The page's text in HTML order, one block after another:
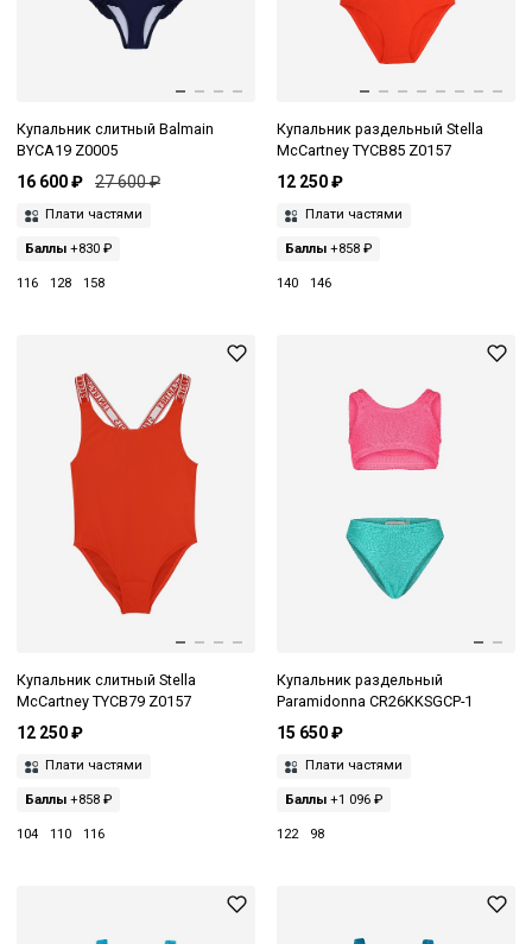
Купальник слитный Balmain
BYCA19 Z0005
16 600 ₽ 27 600 ₽
Плати частями
Баллы +830 ₽
116 128 158
Купальник раздельный Stella
McCartney TYCB85 Z0157
12 250 ₽
Плати частями
Баллы+858 ₽
140 146
Купальник слитный Stella
McCartney TYCB79 Z0157
12 250 ₽
Плати частями
Баллы +858 ₽
104 110 116
Купальник раздельный
Paramidonna CR26KKSGCP-1
15 650 ₽
Плати частями
Баллы+1 096 ₽
122 98